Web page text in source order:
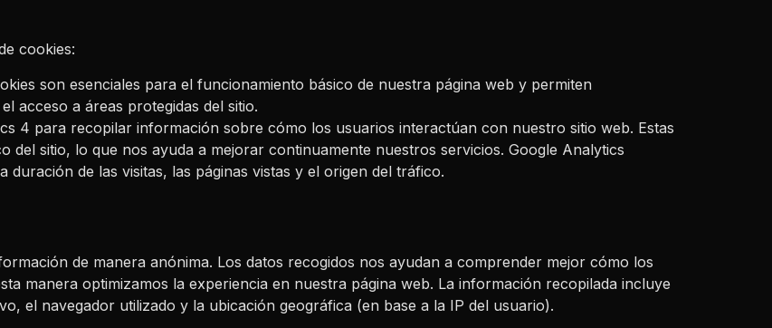
cookies:
son esenciales para el funcionamiento básico de nuestra página web y permiten
acceso a áreas protegidas del sitio.
4 para recopilar información sobre cómo los usuarios interactúan con nuestro sitio web. Estas
del sitio, lo que nos ayuda a mejorar continuamente nuestros servicios. Google Analytics
de las visitas, las páginas vistas y el origen del tráfico.
de manera anónima. Los datos recogidos nos ayudan a comprender mejor cómo los
manera optimizamos la experiencia en nuestra página web. La información recopilada incluye
el navegador utilizado y la ubicación geográfica (en base a la IP del usuario).